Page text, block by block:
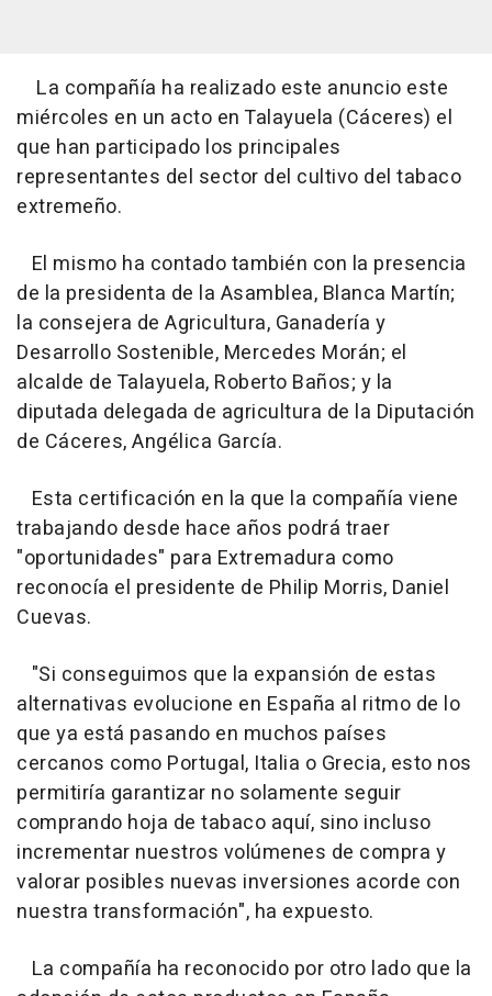
La compañía ha realizado este anuncio este
miércoles en un acto en Talayuela (Cáceres) el
que han participado los principales
representantes del sector del cultivo del tabaco
extremeño.
El mismo ha contado también con la presencia
de la presidenta de la Asamblea, Blanca Martín;
la consejera de Agricultura, Ganadería y
Desarrollo Sostenible, Mercedes Morán; el
alcalde de Talayuela, Roberto Baños; y la
diputada delegada de agricultura de la Diputación
de Cáceres, Angélica García.
Esta certificación en la que la compañía viene
trabajando desde hace años podrá traer
"oportunidades" para Extremadura como
reconocía el presidente de Philip Morris, Daniel
Cuevas.
"Si conseguimos que la expansión de estas
alternativas evolucione en España al ritmo de lo
que ya está pasando en muchos países
cercanos como Portugal, Italia o Grecia, esto nos
permitiría garantizar no solamente seguir
comprando hoja de tabaco aquí, sino incluso
incrementar nuestros volúmenes de compra y
valorar posibles nuevas inversiones acorde con
nuestra transformación", ha expuesto.
La compañía ha reconocido por otro lado que la